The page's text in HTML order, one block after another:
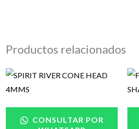
Productos relacionados
CONSULTAR POR